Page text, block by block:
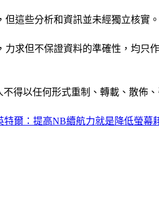
這些分析和資訊並未經獨立核實
求但不保證資料的準確性，均只
得以任何形式重制、轉載、散佈
特爾：提高NB續航力就是降低螢幕